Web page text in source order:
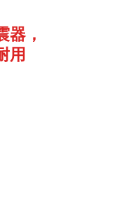
器，
用